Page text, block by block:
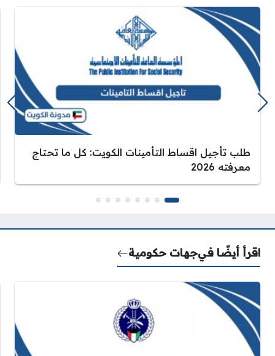
طلب تأجيل اقساط التأمينات الكويت: كل ما تحتاج
معرفته 2026
اقرأ أيضًا فيجهات حكومية